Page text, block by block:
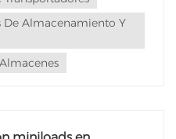
De Almacenamiento Y